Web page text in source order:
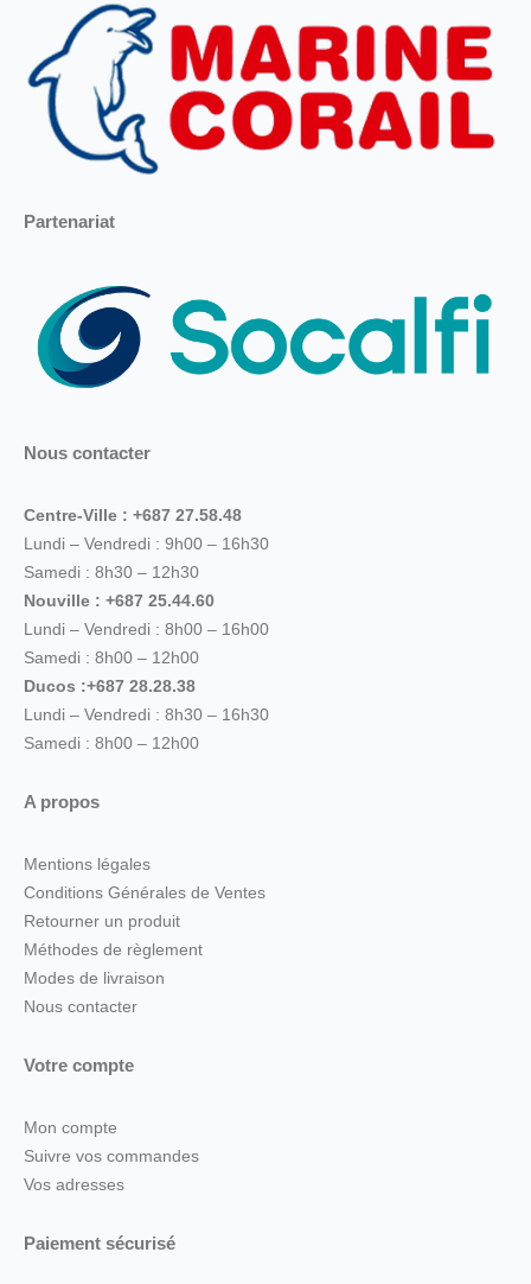
Partenariat
Nous contacter
Centre-Ville : +687 27.58.48
Lundi – Vendredi : 9h00 – 16h30
Samedi : 8h30 – 12h30
Nouville : +687 25.44.60
Lundi – Vendredi : 8h00 – 16h00
Samedi : 8h00 – 12h00
Ducos :+687 28.28.38
Lundi – Vendredi : 8h30 – 16h30
Samedi : 8h00 – 12h00
A propos
Mentions légales
Conditions Générales de Ventes
Retourner un produit
Méthodes de règlement
Modes de livraison
Nous contacter
Votre compte
Mon compte
Suivre vos commandes
Vos adresses
Paiement sécurisé